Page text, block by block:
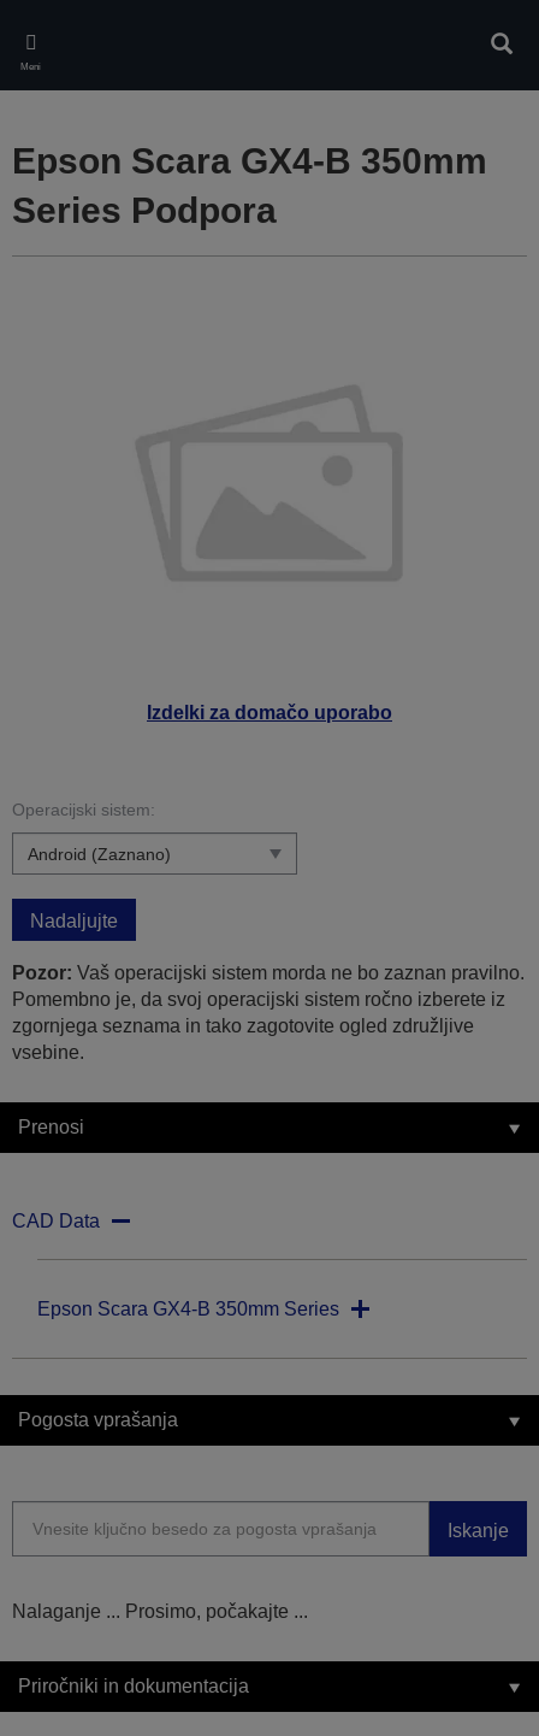
main
content
Meni
Izdelki za domačo uporabo
Epson Scara GX4-B 350mm
Series Podpora
Operacijski sistem:
Nadaljujte
Pozor: Vaš operacijski sistem morda ne bo zaznan pravilno.
Pomembno je, da svoj operacijski sistem ročno izberete iz
zgornjega seznama in tako zagotovite ogled združljive
vsebine.
Prenosi
CAD Data
Epson Scara GX4-B 350mm Series
Pogosta vprašanja
Iskanje
Nalaganje ... Prosimo, počakajte ...
Priročniki in dokumentacija